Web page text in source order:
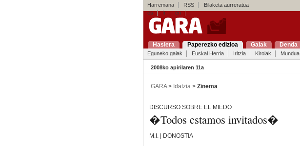
Harremana RSS Bilaketa aurreratua
es
fr en
Hasiera Paperezko edizioa Gaiak Denda
Eguneko gaiak Euskal Herria Iritzia Kirolak Mundua
2008ko apirilaren 11a
GARA> Idatzia > Zinema
DISCURSO SOBRE EL MIEDO
�Todos estamos invitados�
M.I. | DONOSTIA